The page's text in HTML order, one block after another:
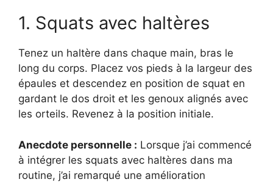
1. Squats avec haltères
Tenez un haltère dans chaque main, bras le
long du corps. Placez vos pieds à la largeur des
épaules et descendez en position de squat en
gardant le dos droit et les genoux alignés avec
les orteils. Revenez à la position initiale.
Anecdote personnelle : Lorsque j’ai commencé
à intégrer les squats avec haltères dans ma
routine, j’ai remarqué une amélioration